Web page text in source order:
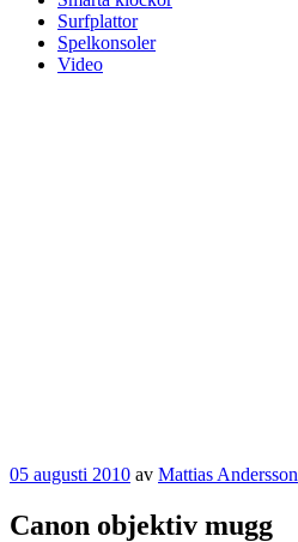
Surfplattor
Spelkonsoler
Video
Publicerat
05 augusti 2010 av Mattias Andersson
Canon objektiv mugg